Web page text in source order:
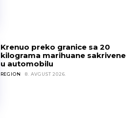
Krenuo preko granice sa 20
kilograma marihuane sakrivene
u automobilu
REGION 8. AVGUST 2026.